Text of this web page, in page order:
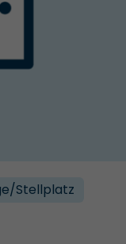
­Stellplatz